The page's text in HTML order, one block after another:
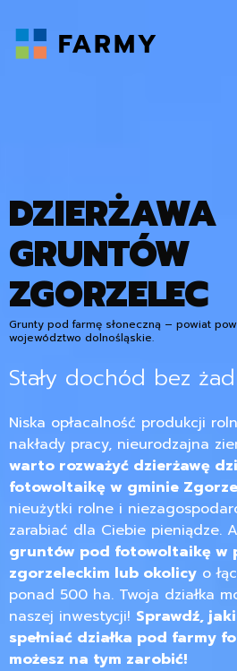
DZIERŻAWA
GRUNTÓW
ZGORZELEC
Grunty pod farmę słoneczną – powiat
województwo dolnośląskie.
Stały dochód bez
Niska opłacalność produkcji
nakłady pracy, nieurodzajna
warto rozważyć dzierżawę
fotowoltaikę w gminie
nieużytki rolne i
zarabiać dla Ciebie pieniądze.
gruntów pod fotowoltaikę w
zgorzeleckim lub okolicy o
ponad 500 ha. Twoja działka
naszej inwestycji! Sprawdź,
spełniać działka pod farmy
możesz na tym zarobić!